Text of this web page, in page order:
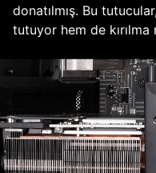
donatılmış. Bu
tutuyor hem de kırılma